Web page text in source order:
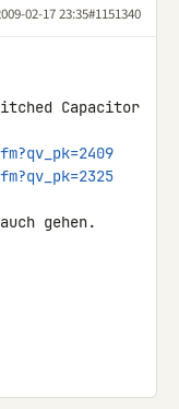
02-17 23:35#1151340
Capacitor
gehen.